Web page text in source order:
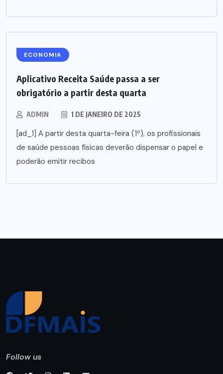
ECONOMIA
Aplicativo Receita Saúde passa a ser
obrigatório a partir desta quarta
ADMIN 1 DE JANEIRO DE 2025
[ad_1] A partir desta quarta-feira (1º), os profissionais
de saúde pessoas físicas deverão dispensar o papel e
poderão emitir recibos
Follow us